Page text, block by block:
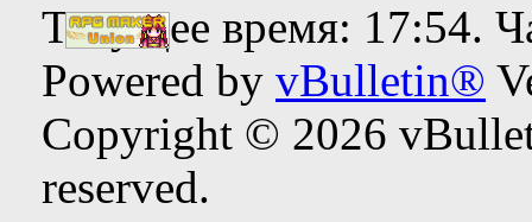
Текущее время: 17:54.
Powered by vBulletin®
Copyright © 2026
reserved.